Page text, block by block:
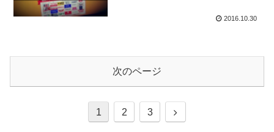
2016.10.30
次のページ
1 2 3
次